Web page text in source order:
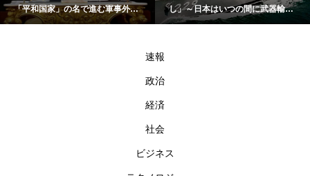
「平和国家」の名で進む軍事外交
である
し」～日本はいつの間に武器輸出
国家になったのか～
速報
政治
経済
社会
ビジネス